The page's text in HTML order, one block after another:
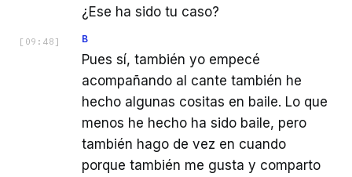
¿Ese ha sido tu caso?
[ 09:48 ] B
Pues sí, también yo empecé
acompañando al cante también he
hecho algunas cositas en baile. Lo que
menos he hecho ha sido baile, pero
también hago de vez en cuando
porque también me gusta y comparto